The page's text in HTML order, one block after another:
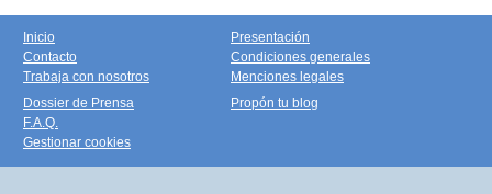
Inicio
Contacto
Trabaja con nosotros
Presentación
Condiciones generales
Menciones legales
Dossier de Prensa
F.A.Q.
Gestionar cookies
Propón tu blog